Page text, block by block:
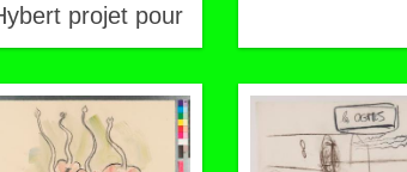
projet pour